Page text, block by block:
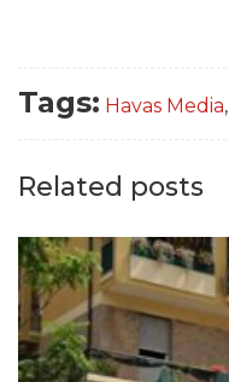
Tags: Havas Media,
Related posts